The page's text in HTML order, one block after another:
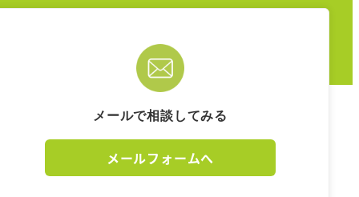
メールで相談してみる
メールフォームへ